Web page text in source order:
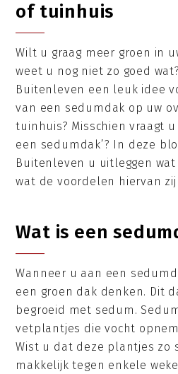
of tuinhuis
Wilt u graag meer groen in
weet u nog niet zo goed
Buitenleven een leuk idee
van een sedumdak op uw
tuinhuis? Misschien vraagt u
een sedumdak’? In deze
Buitenleven u uitleggen
wat de voordelen hiervan
Wat is een
Wanneer u aan een
een groen dak denken. Dit
begroeid met sedum.
vetplantjes die vocht
Wist u dat deze plantjes zo
makkelijk tegen enkele